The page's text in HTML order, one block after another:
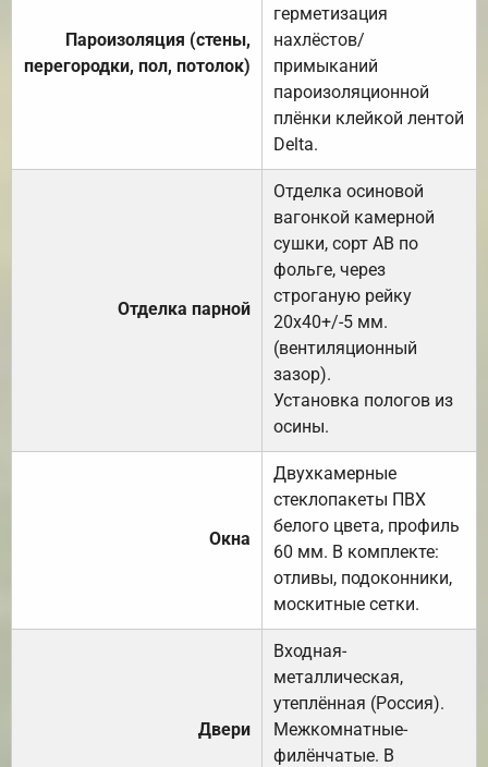
Пароизоляция (стены,
перегородки, пол, потолок)
герметизация
нахлёстов/
примыканий
пароизоляционной
плёнки клейкой лентой
Delta.
Отделка парной
Отделка осиновой
вагонкой камерной
сушки, сорт АВ по
фольге, через
строганую рейку
20х40+/-5 мм.
(вентиляционный
зазор).
Установка пологов из
осины.
Окна
Двухкамерные
стеклопакеты ПВХ
белого цвета, профиль
60 мм. В комплекте:
отливы, подоконники,
москитные сетки.
Двери
Входная-
металлическая,
утеплённая (Россия).
Межкомнатные-
филёнчатые. В